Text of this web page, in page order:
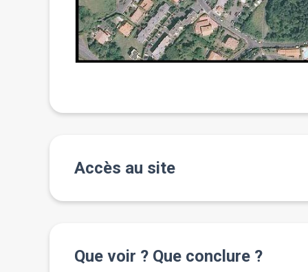
Accès au site
Que voir ? Que conclure ?